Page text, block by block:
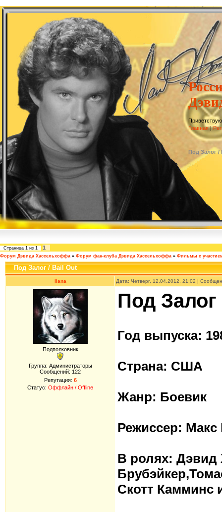
Главная|
Под Залог
Страница 1 из 1 1
Форум Дэвида Хассельхоффа » Форум фан-клуба Дэвида Хассельхоффа » Фильмы с
Под Залог / Bail Out
Ilana Дата: Четверг, 12.04.2012, 21:02 |
Подполковник
Группа: Администраторы
Сообщений: 122
Репутация: 6
Статус: Оффлайн / Offline
Под
Год выпуска:
Страна: США
Жанр: Боевик
Режиссер: Макс
В ролях:
Скотт Камминс